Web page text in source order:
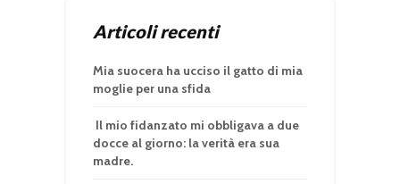
Articoli recenti
Mia suocera ha ucciso il gatto di mia
moglie per una sfida
Il mio fidanzato mi obbligava a due
docce al giorno: la verità era sua
madre.